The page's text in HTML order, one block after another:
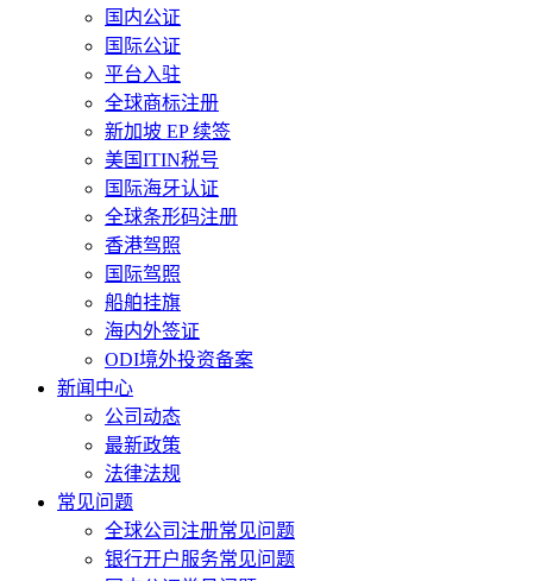
国内公证
国际公证
平台入驻
全球商标注册
新加坡 EP 续签
美国ITIN税号
国际海牙认证
全球条形码注册
香港驾照
国际驾照
船舶挂旗
海内外签证
ODI境外投资备案
新闻中心
公司动态
最新政策
法律法规
常见问题
全球公司注册常见问题
银行开户服务常见问题